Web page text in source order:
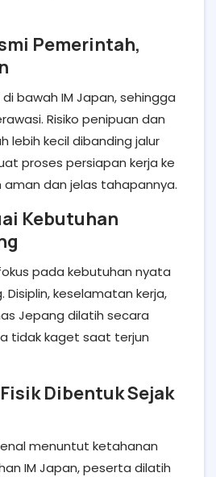
Pemerintah,
bawah IM Japan, sehingga
Risiko penipuan dan
lebih kecil dibanding jalur
proses persiapan kerja ke
dan jelas tahapannya.
Kebutuhan
pada kebutuhan nyata
keselamatan kerja,
Jepang dilatih secara
tidak kaget saat terjun
Dibentuk Sejak
menuntut ketahanan
IM Japan, peserta dilatih